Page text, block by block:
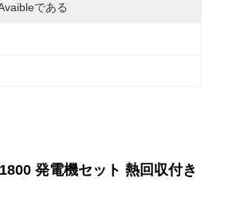
である
発電機セット 熱回収付き